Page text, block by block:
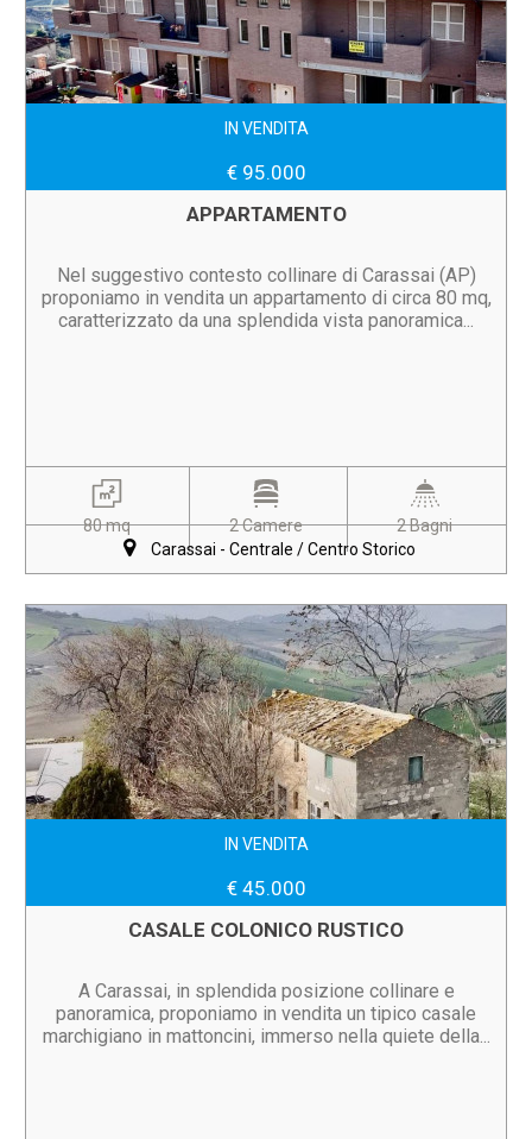
IN VENDITA
€ 95.000
APPARTAMENTO
Nel suggestivo contesto collinare di Carassai (AP)
proponiamo in vendita un appartamento di circa 80 mq,
caratterizzato da una splendida vista panoramica...
80 mq 2 Camere
2 Bagni
Carassai - Centrale / Centro Storico
IN VENDITA
€ 45.000
CASALE COLONICO RUSTICO
A Carassai, in splendida posizione collinare e
panoramica, proponiamo in vendita un tipico casale
marchigiano in mattoncini, immerso nella quiete della...